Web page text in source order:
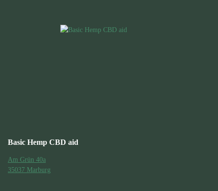
Basic Hemp CBD aid
Am Grün 40a
35037 Marburg